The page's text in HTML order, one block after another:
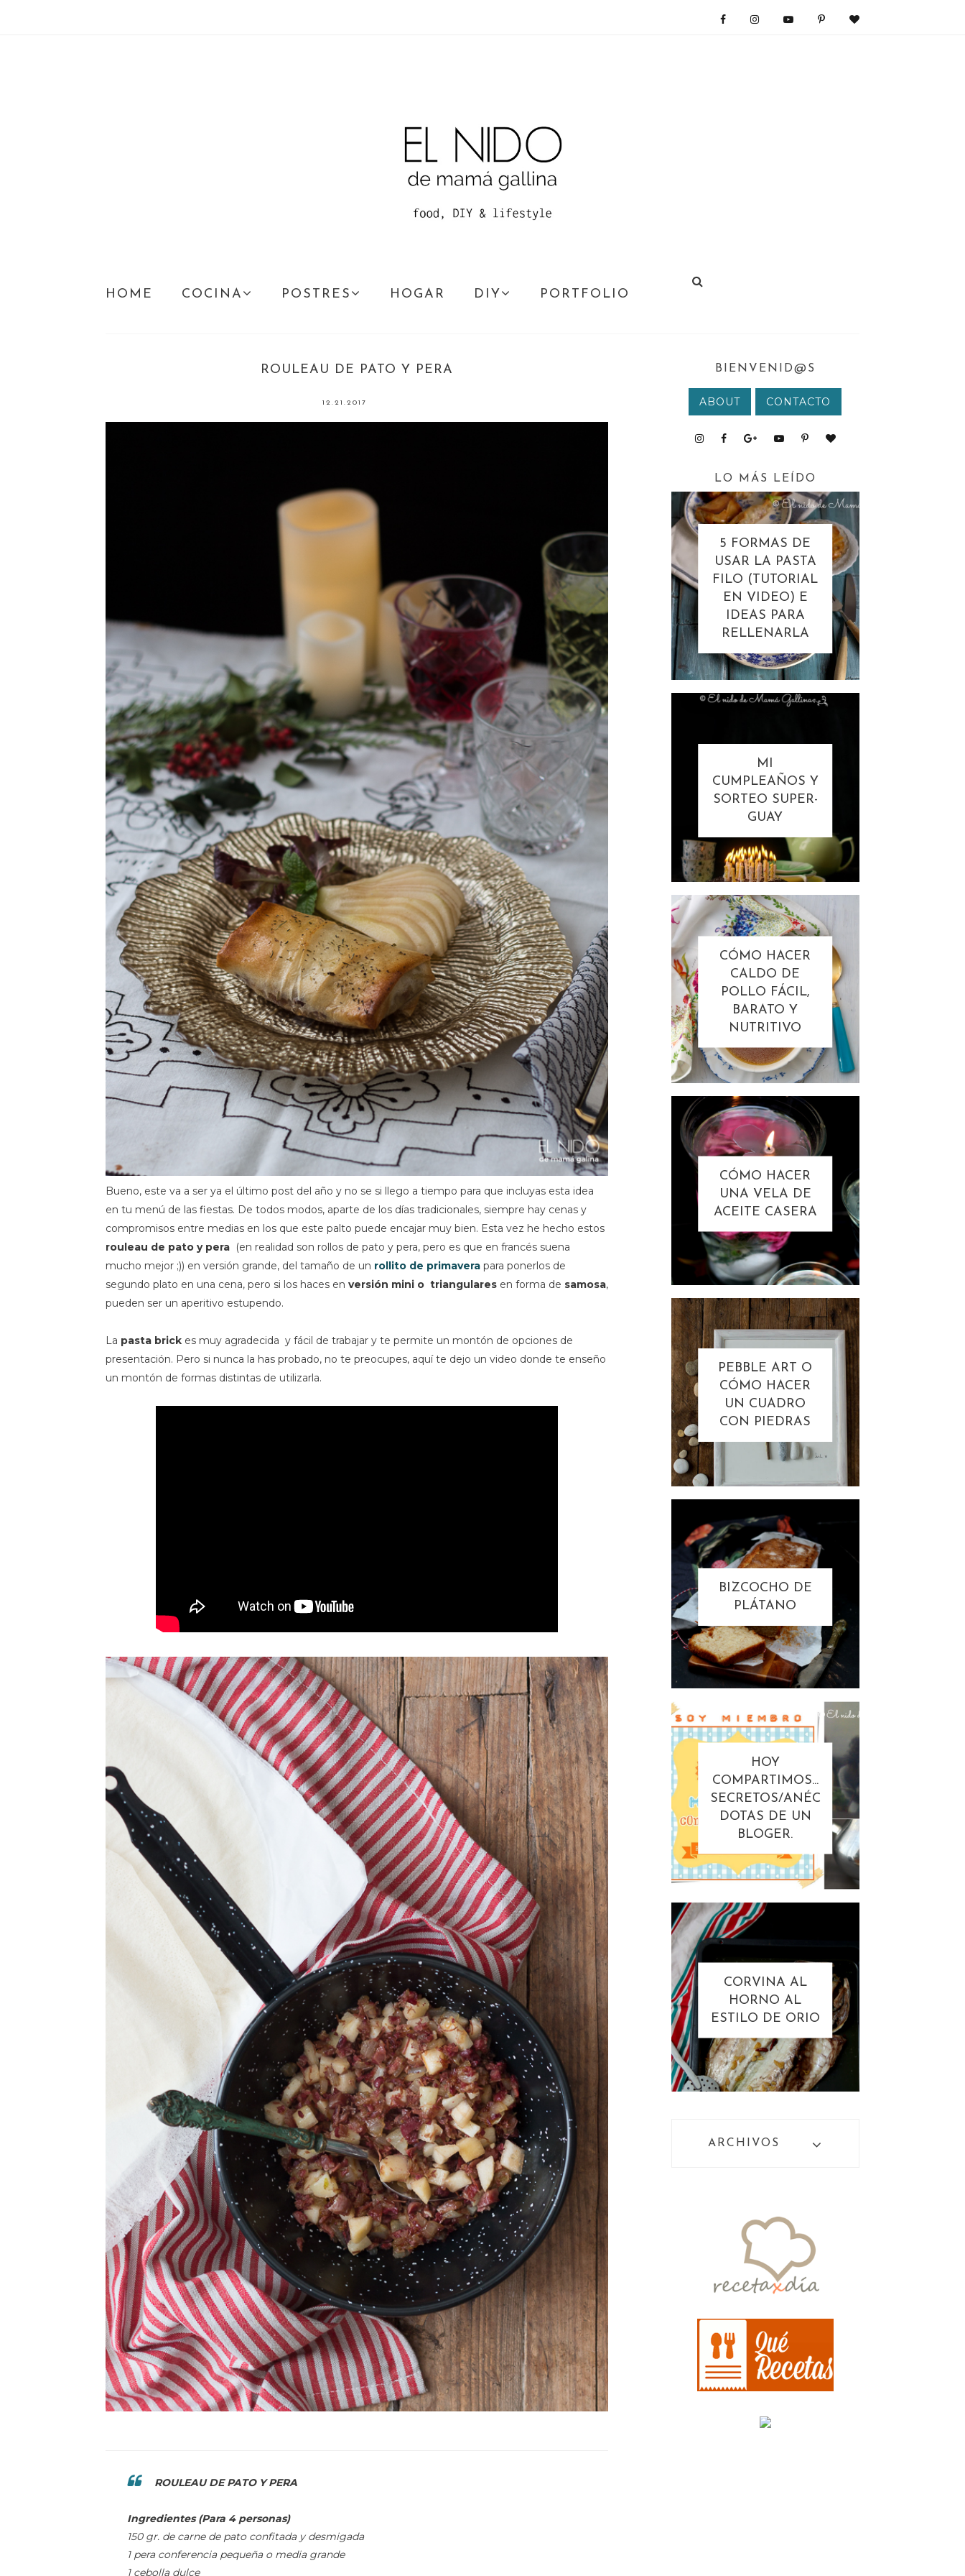
HOME COCINA POSTRES HOGAR DIY PORTFOLIO
ROULEAU DE PATO Y PERA
12.21.2017
Bueno, este va a ser ya el último post del año y no se si llego a tiempo para que incluyas esta idea
en tu menú de las fiestas. De todos modos, aparte de los días tradicionales, siempre hay cenas y
compromisos entre medias en los que este palto puede encajar muy bien. Esta vez he hecho estos
rouleau de pato y pera (en realidad son rollos de pato y pera, pero es que en francés suena
mucho mejor ;)) en versión grande, del tamaño de un rollito de primavera para ponerlos de
segundo plato en una cena, pero si los haces en versión mini o triangulares en forma de samosa,
pueden ser un aperitivo estupendo.
La pasta brick es muy agradecida y fácil de trabajar y te permite un montón de opciones de
presentación. Pero si nunca la has probado, no te preocupes, aquí te dejo un video donde te enseño
un montón de formas distintas de utilizarla.
ROULEAU DE PATO Y PERA
Ingredientes (Para 4 personas)
150 gr. de carne de pato confitada y desmigada
1 pera conferencia pequeña o media grande
1 cebolla dulce
BIENVENID@S
ABOUT CONTACTO
LO MÁS LEÍDO
5 FORMAS DE
USAR LA PASTA
FILO (TUTORIAL
EN VIDEO) E
IDEAS PARA
RELLENARLA
MI
CUMPLEAÑOS Y
SORTEO SUPER-
GUAY
CÓMO HACER
CALDO DE
POLLO FÁCIL,
BARATO Y
NUTRITIVO
CÓMO HACER
UNA VELA DE
ACEITE CASERA
PEBBLE ART O
CÓMO HACER
UN CUADRO
CON PIEDRAS
BIZCOCHO DE
PLÁTANO
HOY
COMPARTIMOS...
SECRETOS/ANÉC
DOTAS DE UN
BLOGER.
CORVINA AL
HORNO AL
ESTILO DE ORIO
ARCHIVOS